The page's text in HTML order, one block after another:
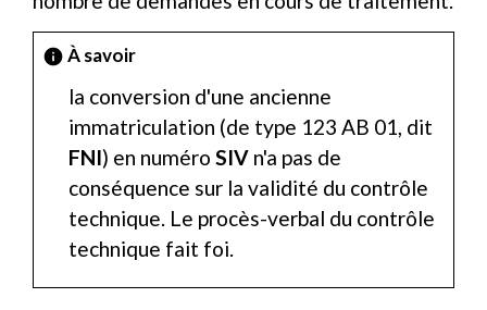
info À savoir
la conversion d'une ancienne
immatriculation (de type 123 AB 01, dit
FNI) en numéro SIV n'a pas de
conséquence sur la validité du contrôle
technique. Le procès-verbal du contrôle
technique fait foi.